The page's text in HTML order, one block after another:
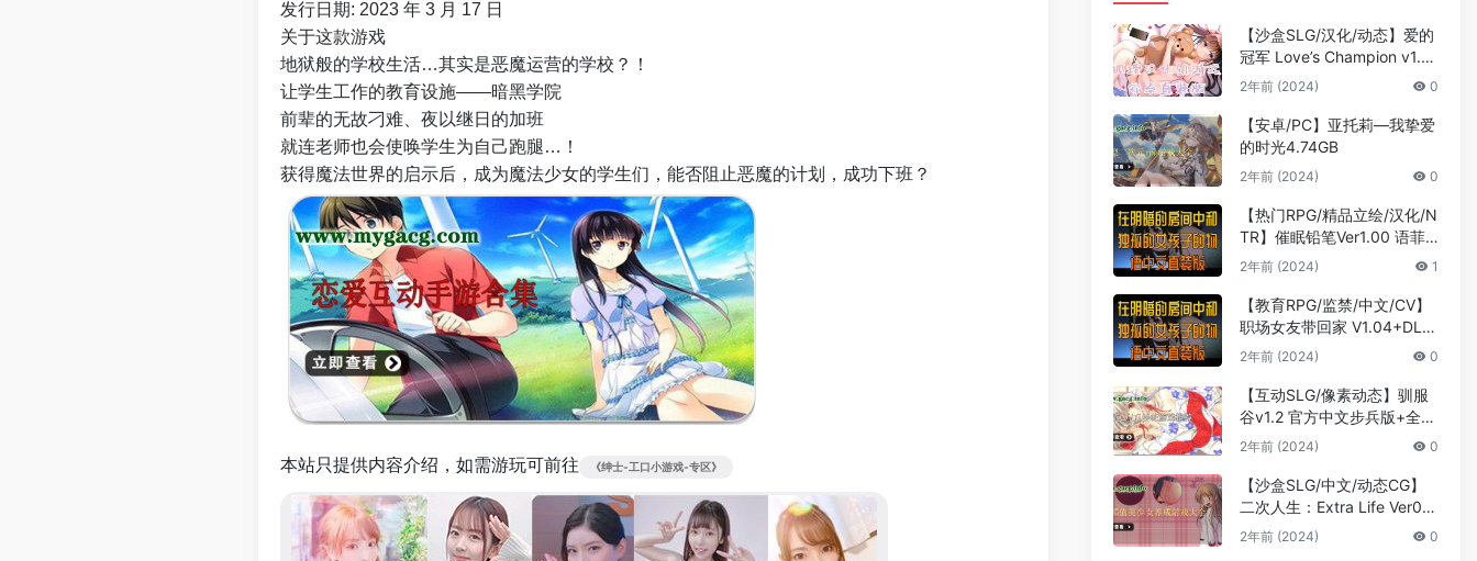
发行日期: 2023 年 3 月 17 日
关于这款游戏
地狱般的学校生活…其实是恶魔运营的学校？！
让学生工作的教育设施——暗黑学院
前辈的无故刁难、夜以继日的加班
就连老师也会使唤学生为自己跑腿…！
获得魔法世界的启示后，成为魔法少女的学生们，能否阻止恶魔的计划，成功下班？
本站只提供内容介绍，如需游玩可前往 《绅士-工口小游戏-专区》
【沙盒SLG/汉化/动态】爱的
冠军 Love’s Champion v1.1.
3 汉化版【PC+安卓/2.8G】
2年前 (2024) 0
【安卓/PC】亚托莉—我挚爱
的时光4.74GB
2年前 (2024) 0
【热门RPG/精品立绘/汉化/N
TR】催眠铅笔Ver1.00 语菲
精翻汉化移植作弊版+作弊码
2年前 (2024) 1
【教育RPG/监禁/中文/CV】
职场女友带回家 V1.04+DLC
官中步兵版【PC/安卓直装/1
2年前 (2024) 0
【互动SLG/像素动态】驯服
谷v1.2 官方中文步兵版+全D
LC[712MB]
2年前 (2024) 0
【沙盒SLG/中文/动态CG】
二次人生：Extra Life Ver0.7
9 官方中文步兵版【PC+安
2年前 (2024) 0